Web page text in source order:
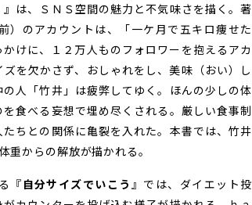
』は、ＳＮＳ空間の魅力と不気味さを描く。著
）のアカウントは、「一ケ月で五キロ痩せた
けに、１２万人ものフォロワーを抱えるアカ
を欠かさず、おしゃれをし、美味（おい）し
人「竹井」は疲弊してゆく。ほんの少しの体
食べる妄想で埋め尽くされる。厳しい食事制
ちとの関係に亀裂を入れた。本書では、竹井
重からの解放が描かれる。
『 自分サイズでいこう 』では、ダイエット投